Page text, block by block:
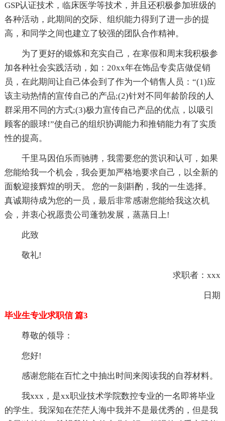
GSP认证技术，临床医学等技术，并且还积极参加班级的
各种活动，此期间的交际、组织能力得到了进一步的提
高，和同学之间也建立了较强的团队合作精神。
为了更好的锻炼和充实自己，在寒假和周末我积极参
加各种社会实践活动，如：20xx年在饰品专卖店做促销
员，在此期间让自己体会到了作为一个销售人员：“(1)应
该主动热情的宣传自己的产品;(2)针对不同年龄阶段的人
群采用不同的方式;(3)极力宣传自己产品的优点，以吸引
顾客的眼球!”使自己的组织协调能力和推销能力有了实质
性的提高。
千里马因伯乐而驰骋，我需要您的赏识和认可，如果
您能给我一个机会，我会更加严格地要求自己，以全新的
面貌迎接辉煌的明天。 您的一刻斟酌，我的一生选择。
真诚期待成为您的一员，最后非常感谢您能给我这次机
会，并衷心祝愿贵公司蓬勃发展，蒸蒸日上!
此致
敬礼!
求职者：xxx
日期
毕业生专业求职信 篇3
尊敬的领导：
您好!
感谢您能在百忙之中抽出时间来阅读我的自荐材料。
我xxx，是xx职业技术学院数控专业的一名即将毕业
的学生。我深知在茫茫人海中我并不是最优秀的，但是我